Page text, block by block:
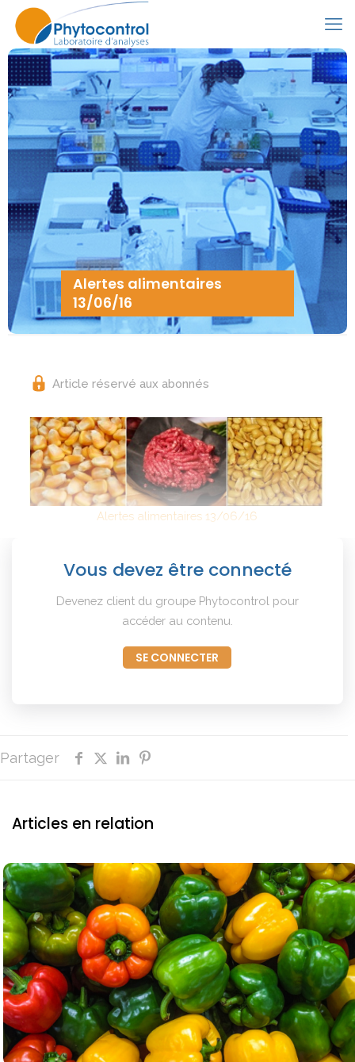
Alertes alimentaires
13/06/16
Article réservé aux abonnés
Alertes alimentaires 13/06/16
Vous devez être connecté
Devenez client du groupe Phytocontrol pour
accéder au contenu.
SE CONNECTER
Partager
Articles en relation